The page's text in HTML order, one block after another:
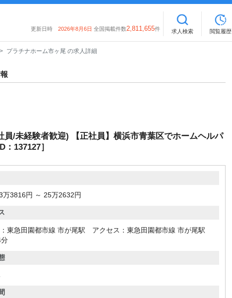
更新日時 2026年8月6日 全国掲載件数2,811,655件 求人検索 閲覧履歴
プラチナホーム市ヶ尾 の求人詳細
/未経験者歓迎) 【正社員】横浜市青葉区でホームヘルパ
137127］
万3816円 ～ 25万2632円
東急田園都市線 市が尾駅 アクセス：東急田園都市線 市が尾駅